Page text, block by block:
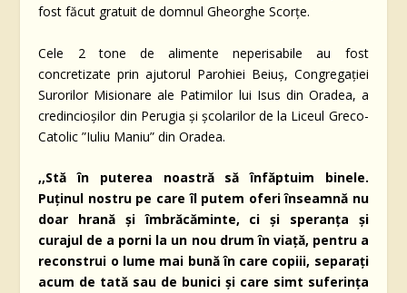
fost făcut gratuit de domnul Gheorghe Scorțe.
Cele 2 tone de alimente neperisabile au fost
concretizate prin ajutorul Parohiei Beiuș, Congregației
Surorilor Misionare ale Patimilor lui Isus din Oradea, a
credincioșilor din Perugia și școlarilor de la Liceul Greco-
Catolic ”Iuliu Maniu” din Oradea.
,,Stă în puterea noastră să înfăptuim binele.
Puținul nostru pe care îl putem oferi înseamnă nu
doar hrană și îmbrăcăminte, ci și speranța și
curajul de a porni la un nou drum în viață, pentru a
reconstrui o lume mai bună în care copiii, separați
acum de tată sau de bunici și care simt suferința